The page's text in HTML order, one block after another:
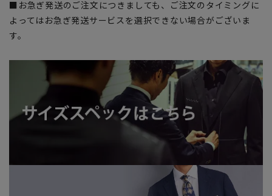
■お急ぎ発送のご注文につきましても、ご注文のタイミングに
よってはお急ぎ発送サービスを選択できない場合がございま
す。